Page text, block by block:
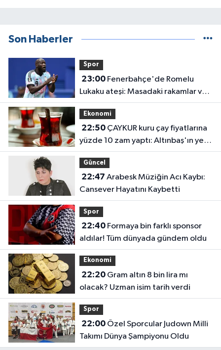
Son Haberler
Spor
23:00Fenerbahçe'de Romelu
Lukaku ateşi: Masadaki rakamlar ve
transferin detayları belli oldu
Ekonomi
22:50ÇAYKUR kuru çay fiyatlarına
yüzde 10 zam yaptı: Altınbaş'ın yeni
fiyatı belli oldu
Güncel
22:47
Cansever Hayatını Kaybetti
Spor
22:40Formaya bin farklı sponsor
aldılar! Tüm dünyada gündem oldu
Ekonomi
22:20Gram altın 8 bin lira mı
olacak? Uzman isim tarih verdi
Spor
22:00Özel Sporcular Judown Milli
Takımı Dünya Şampiyonu Oldu